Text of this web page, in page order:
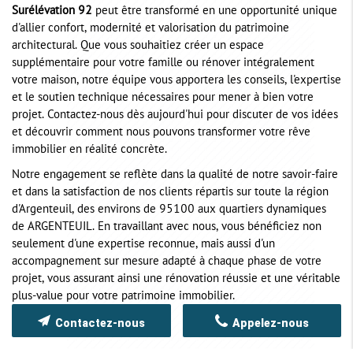
Surélévation 92 peut être transformé en une opportunité unique
d'allier confort, modernité et valorisation du patrimoine
architectural. Que vous souhaitiez créer un espace
supplémentaire pour votre famille ou rénover intégralement
votre maison, notre équipe vous apportera les conseils, l'expertise
et le soutien technique nécessaires pour mener à bien votre
projet. Contactez-nous dès aujourd'hui pour discuter de vos idées
et découvrir comment nous pouvons transformer votre rêve
immobilier en réalité concrète.
Notre engagement se reflète dans la qualité de notre savoir-faire
et dans la satisfaction de nos clients répartis sur toute la région
d'Argenteuil, des environs de 95100 aux quartiers dynamiques
de ARGENTEUIL. En travaillant avec nous, vous bénéficiez non
seulement d'une expertise reconnue, mais aussi d'un
accompagnement sur mesure adapté à chaque phase de votre
projet, vous assurant ainsi une rénovation réussie et une véritable
plus-value pour votre patrimoine immobilier.
Appelez-nous
Contactez-nous